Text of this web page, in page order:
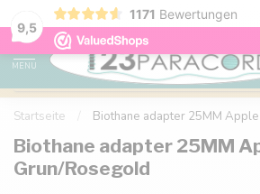
9,5
1171 Bewertungen
Kostenlose Lieferung nach Hause ab 150 €
MENU
Startseite Biothane adapter 25MM
Biothane adapter 25MM
Grun/Rosegold